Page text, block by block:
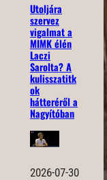
Utoljára
szervez
vigalmat a
MIMK élén
Laczi
Sarolta? A
kulisszatitk
ok
hátteréről a
Nagyítóban
2026-07-30